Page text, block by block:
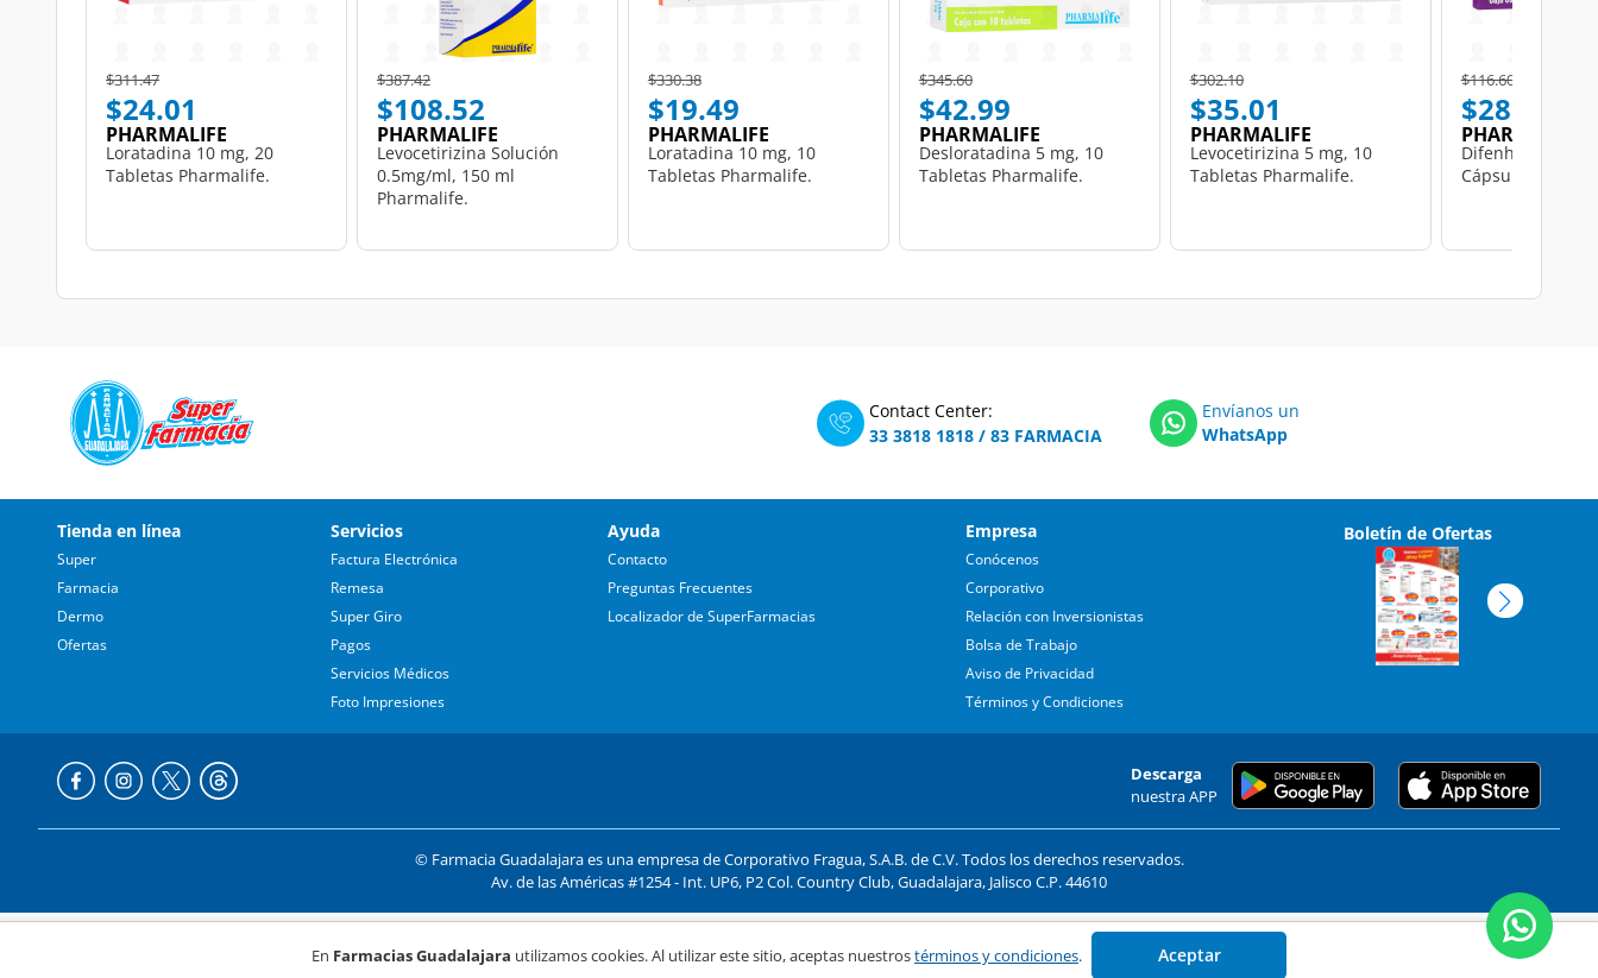
Price reduced from
$311.47to
$24.01
PHARMALIFE
Loratadina 10 mg, 20
Tabletas Pharmalife.
Price reduced from
$387.42to
$108.52
PHARMALIFE
Levocetirizina Solución
0.5mg/ml, 150 ml
Pharmalife.
Price reduced from
$330.38to
$19.49
PHARMALIFE
Loratadina 10 mg, 10
Tabletas Pharmalife.
Price reduced from
$345.60to
$42.99
PHARMALIFE
Desloratadina 5 mg, 10
Tabletas Pharmalife.
Price reduced from
$302.10to
$35.01
PHARMALIFE
Levocetirizina 5 mg, 10
Tabletas Pharmalife.
Price reduced from
$116.60
$28.50
PHARMALIFE
Difenhidramina
Cápsulas
Contact Center:
33 3818 1818 / 83 FARMACIA
Envíanos un
WhatsApp
Tienda en línea
Super
Farmacia
Dermo
Ofertas
Servicios
Factura Electrónica
Remesa
Super Giro
Pagos
Servicios Médicos
Foto Impresiones
Ayuda
Contacto
Preguntas Frecuentes
Localizador de SuperFarmacias
Empresa
Conócenos
Corporativo
Relación con Inversionistas
Bolsa de Trabajo
Aviso de Privacidad
Términos y Condiciones
Boletín de Ofertas
Descarga
nuestra APP
© Farmacia Guadalajara es una empresa de Corporativo Fragua, S.A.B. de C.V. Todos los derechos reservados.
Av. de las Américas #1254 - Int. UP6, P2 Col. Country Club, Guadalajara, Jalisco C.P. 44610
Formas de pago y compra segura
En Farmacias Guadalajara utilizamos cookies. Al utilizar este sitio, aceptas nuestrostérminos y condiciones. Aceptar